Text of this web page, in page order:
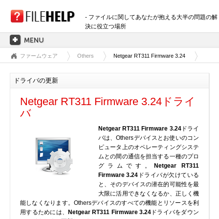
- ファイルに関してあなたが抱える大半の問題の解
決に役立つ場所
ホーム
拡張子のカテゴリー
3D画像ファイル
音声ファイル
バックアップファイル
圧縮ファイル
データファイル
データベースファイル
ディスクイメージファイル
暗号化されたファイル
ファームウェア Others Netgear RT311 Firmware 3.24
ドライバの更新
Netgear RT311 Firmware 3.24ドライ
バ
Netgear RT311 Firmware 3.24ドライ
バは、Othersデバイスとお使いのコン
ピュータ上のオペレーティングシステ
ムとの間の通信を担当する一種のプロ
グラムです。
Netgear RT311
Firmware 3.24 ドライバが欠けている
と、そのデバイスの潜在的可能性を最
大限に活用できなくなるか、正しく機
能しなくなります。Othersデバイスのすべての機能とリソースを利
用するためには、
Netgear RT311 Firmware 3.24ドライバをダウン